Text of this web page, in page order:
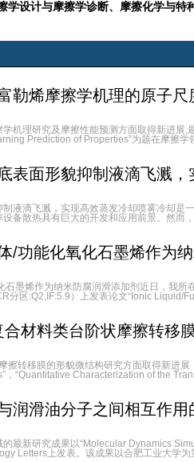
学设计与摩擦学诊断、 摩擦化学与特
勒烯摩擦学机理的原子
机理研究及摩擦性能预测方面取得新进
Prediction of Properties”为题在摩擦
表面形貌抑制液滴飞溅，
液滴飞溅，实现高效蒸发冷却喷雾冷却
备散热具有巨大的开发和应用前景。然而
/功能化氧化石墨烯作为
石墨烯作为纳米防腐润滑添加剂近日，我
分区:Q2,IF:5.9）上发表论文“Ionic Liquid/
材料类台阶状摩擦转移
擦转移膜的形貌微结构研究方面取得新进
，“Quantitative Characterization of the
润滑油分子之间相互作
最新研究成果以“Molecular Dynamics
Letters上发表。该成果以合肥工业大学